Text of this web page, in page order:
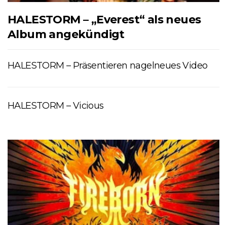
HALESTORM – „Everest“ als neues
Album angekündigt
HALESTORM – Präsentieren nagelneues Video
HALESTORM – Vicious